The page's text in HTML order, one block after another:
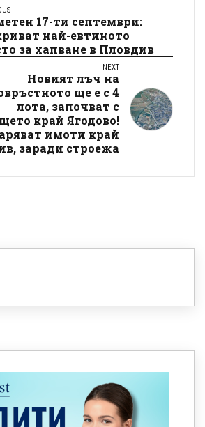
17-ти септември:
най-евтиното
за хапване в Пловдив
NEXT
Новият лъч на
ще е с 4
лота, започват с
край Ягодово!
имоти край
заради строежа